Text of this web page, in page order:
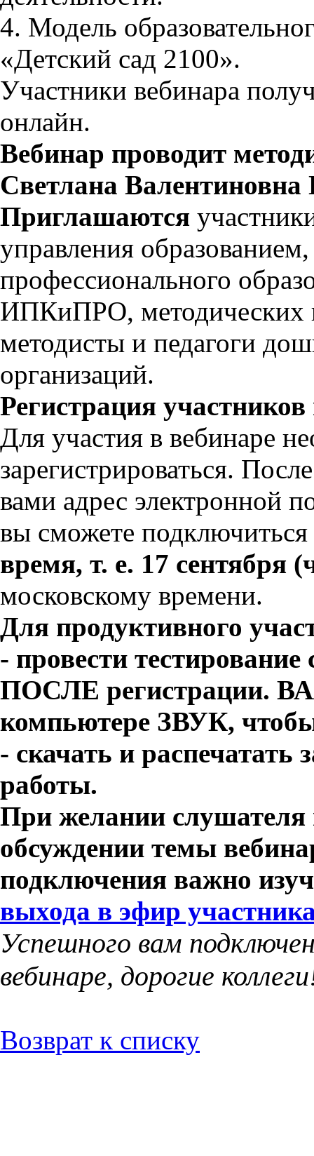
4. Модель
«Детский сад 2100».
Участники вебинара
онлайн.
Вебинар проводит
Светлана
Приглашаются
управления
профессионального
ИПКиПРО, методических
методисты и педагоги
организаций.
Регистрация
Для участия в вебинаре
зарегистрироваться.
вами адрес электронной
вы сможете
время, т. е. 17 сентября
московскому времени.
Для продуктивного
- провести
ПОСЛЕ регистрации.
компьютере ЗВУК,
- скачать и распечатать
работы.
При желании слушателя
обсуждении темы
подключения важно
выхода в эфир
Успешного вам
вебинаре, дорогие
Возврат к списку